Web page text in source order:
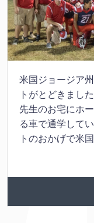
米国ジョージア
トがとどきまし
先生のお宅にホ
る車で通学して
トのおかげで米